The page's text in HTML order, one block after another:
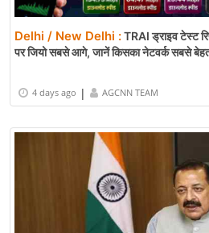
Delhi / New Delhi :TRAI ड्राइव टेस्ट
पर जियो सबसे आगे, जानें किसका नेटवर्क सबसे
4 days ago | AGCNN TEAM